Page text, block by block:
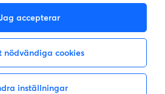
accepterar
nödvändiga cookies
inställningar